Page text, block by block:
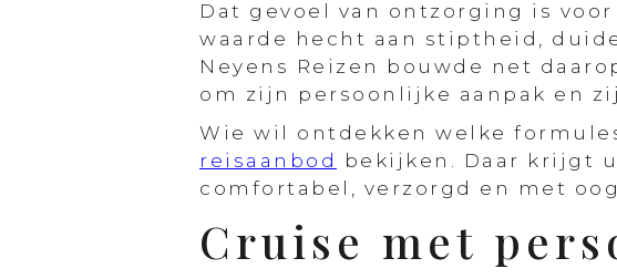
Dat gevoel van ontzorging is
waarde hecht aan stiptheid,
Neyens Reizen bouwde net
om zijn persoonlijke aanpak en
Wie wil ontdekken welke
reisaanbod
bekijken. Daar krijgt
comfortabel, verzorgd en met
Cruise met